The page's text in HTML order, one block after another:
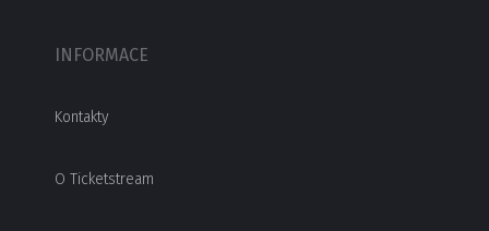
INFORMACE
Kontakty
O Ticketstream